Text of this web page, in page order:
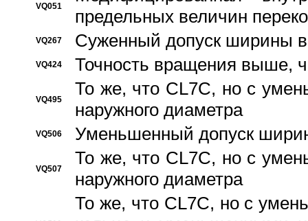
VQ051
предельных величин
VQ267 Суженный допуск ширины
VQ424 Точность вращения выше,
VQ495
То же, что CL7C, но с
наружного диаметра
VQ506 Уменьшенный допуск
VQ507
То же, что CL7C, но с
наружного диаметра
То же, что CL7C, но с